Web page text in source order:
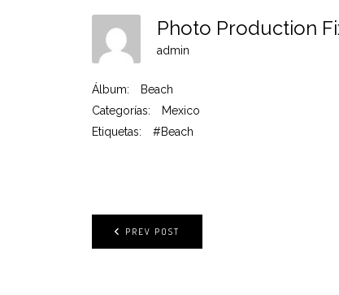
Photo Production
admin
Álbum:
Beach
Categorías:
Mexico
Etiquetas:
#Beach
PREV POST